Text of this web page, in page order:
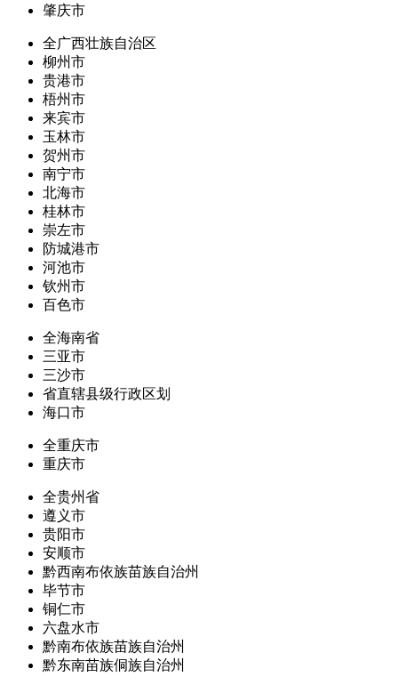
肇庆市
全广西壮族自治区
柳州市
贵港市
梧州市
来宾市
玉林市
贺州市
南宁市
北海市
桂林市
崇左市
防城港市
河池市
钦州市
百色市
全海南省
三亚市
三沙市
省直辖县级行政区划
海口市
全重庆市
重庆市
全贵州省
遵义市
贵阳市
安顺市
黔西南布依族苗族自治州
毕节市
铜仁市
六盘水市
黔南布依族苗族自治州
黔东南苗族侗族自治州